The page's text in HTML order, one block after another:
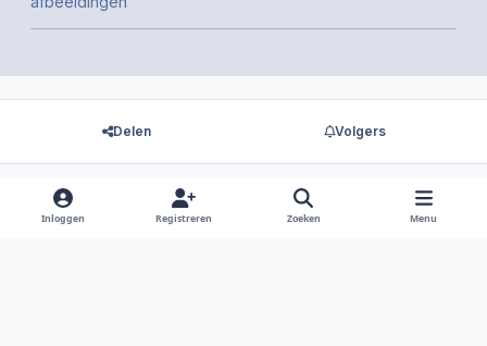
Delen Volgers
Er zijn geen reacties om weer te geven.
Inloggen Registreren Zoeken Menu